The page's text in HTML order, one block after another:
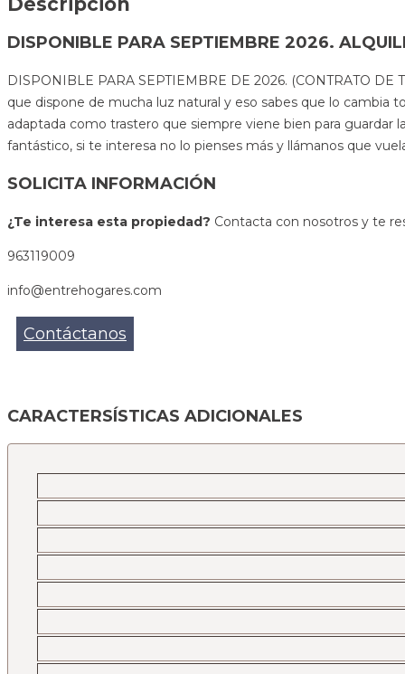
DISPONIBLE PARA SEPTIEMBRE 2026.
DISPONIBLE PARA SEPTIEMBRE DE 2026. (CONTRATO
que dispone de mucha luz natural y eso sabes que lo cambia
adaptada como trastero que siempre viene bien para guardar
fantástico, si te interesa no lo pienses más y llámanos que
SOLICITA INFORMACIÓN
¿Te interesa esta propiedad? Contacta con nosotros y te
963119009
info@entrehogares.com
Contáctanos
CARACTERSÍSTICAS ADICIONALES